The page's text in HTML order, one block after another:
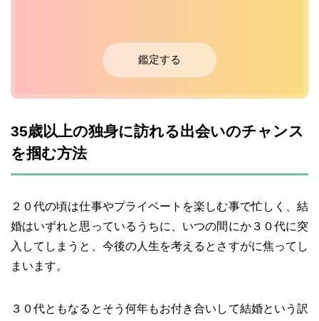
鑑定する
35歳以上の独身に訪れる出会いのチャンス
を掴む方法
２０代の頃は仕事やプライベートを楽しむ事で忙しく、結
婚はいずれと思っているうちに、いつの間にか３０代に突
入してしまうと、今後の人生を考えるとさすがに焦ってし
まいます。
３０代ともなるとそう何年もお付き合いして結婚という訳